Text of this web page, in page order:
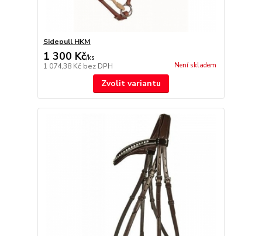
Sidepull HKM
1 300 Kč/ks
1 074,38 Kč bez DPH Není skladem
Zvolit variantu